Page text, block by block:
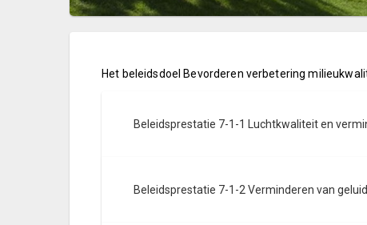
Het beleidsdoel Bevorderen verbetering
Beleidsprestatie 7-1-1 Luchtkwaliteit en
Beleidsprestatie 7-1-2 Verminderen van